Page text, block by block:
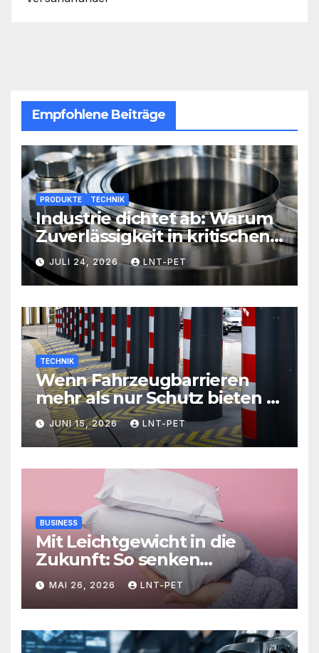
Empfohlene Beiträge
PRODUKTE TECHNIK
Industrie dichtet ab: Warum
Zuverlässigkeit in kritischen
Prozessen alles entscheidet
JULI 24, 2026 LNT-PET
TECHNIK
Wenn Fahrzeugbarrieren
mehr als nur Schutz bieten –
Sicherheit neu definiert
JUNI 15, 2026 LNT-PET
BUSINESS
Mit Leichtgewicht in die
Zukunft: So senken
Versandlösungen Ihre
Kosten und steigern Effizienz
MAI 26, 2026 LNT-PET